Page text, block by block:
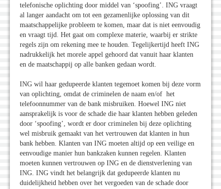
telefonische oplichting door middel van ‘spoofing’. ING vraagt
al langer aandacht om tot een gezamenlijke oplossing van dit
maatschappelijke probleem te komen, maar dat is niet eenvoudig
en vraagt tijd. Het gaat om complexe materie, waarbij er strikte
regels zijn om rekening mee te houden. Tegelijkertijd heeft ING
nadrukkelijk het morele appel gehoord dat vanuit haar klanten
en de maatschappij op alle banken gedaan wordt.
ING wil haar gedupeerde klanten tegemoet komen bij deze vorm
van oplichting, omdat de criminelen de naam en/of het
telefoonnummer van de bank misbruiken. Hoewel ING niet
aansprakelijk is voor de schade die haar klanten hebben geleden
door ‘spoofing’, wordt er door criminelen bij deze oplichting
wel misbruik gemaakt van het vertrouwen dat klanten in hun
bank hebben. Klanten van ING moeten altijd op een veilige en
eenvoudige manier hun bankzaken kunnen regelen. Klanten
moeten kunnen vertrouwen op ING en de dienstverlening van
ING. ING vindt het belangrijk dat gedupeerde klanten nu
duidelijkheid hebben over het vergoeden van de schade door